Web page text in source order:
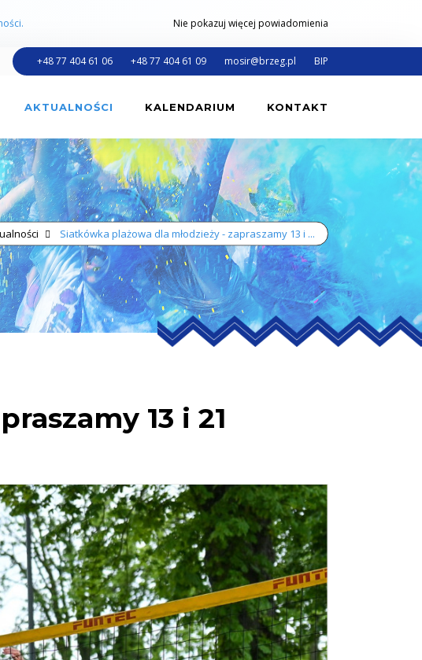
Nie pokazuj więcej powiadomienia
+48 77 404 61 06 +48 77 404 61 09 mosir@brzeg.pl BIP
AKTUALNOŚCI KALENDARIUM KONTAKT
Siatkówka plażowa dla młodzieży - zapraszamy 13 i ...
13 i 21